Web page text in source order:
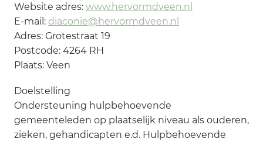
Website adres: www.hervormdveen.nl
E-mail: diaconie@hervormdveen.nl
Adres: Grotestraat 19
Postcode: 4264 RH
Plaats: Veen
Doelstelling
Ondersteuning hulpbehoevende
gemeenteleden op plaatselijk niveau als ouderen,
zieken, gehandicapten e.d. Hulpbehoevende